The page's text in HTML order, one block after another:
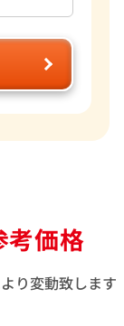
考価格
り変動致します